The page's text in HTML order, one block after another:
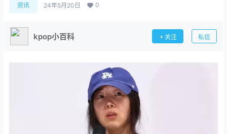
资讯 24年5月20日 0
kpop小百科 关注 私信